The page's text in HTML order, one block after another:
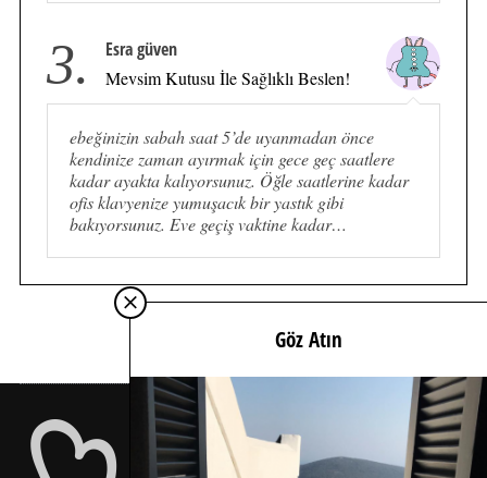
3. Esra güven
Mevsim Kutusu İle Sağlıklı Beslen!
ebeğinizin sabah saat 5’de uyanmadan önce
kendinize zaman ayırmak için gece geç saatlere
kadar ayakta kalıyorsunuz. Öğle saatlerine kadar
ofis klavyenize yumuşacık bir yastık gibi
bakıyorsunuz. Eve geçiş vaktine kadar…
Göz Atın
İÇİMDEN GELDİĞİ KADAR İÇTEN…